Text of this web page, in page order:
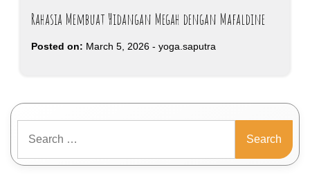
Rahasia Membuat Hidangan Megah dengan Mafaldine
Posted on: March 5, 2026 - yoga.saputra
for: